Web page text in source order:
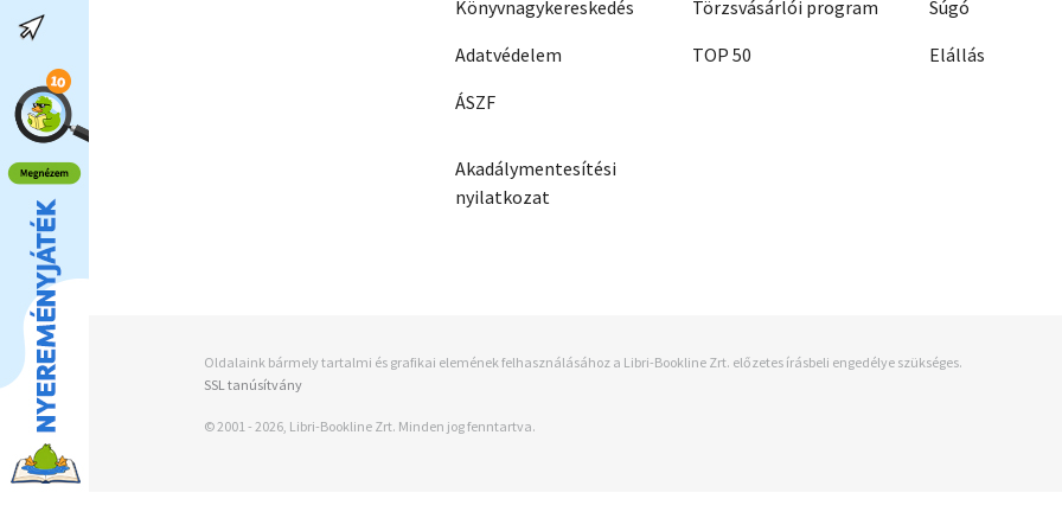
Könyvnagykereskedés
Adatvédelem
ÁSZF
Akadálymentesítési
nyilatkozat
Törzsvásárlói program
TOP 50
Súgó
Elállás
Oldalaink bármely tartalmi és grafikai elemének felhasználásához a Libri-Bookline Zrt. előzetes írásbeli engedélye szükséges.
SSL tanúsítvány
© 2001 - 2026, Libri-Bookline Zrt. Minden jog fenntartva.